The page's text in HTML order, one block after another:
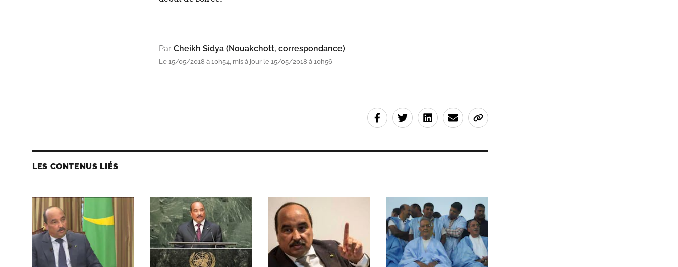
Par Cheikh Sidya (Nouakchott, correspondance)
Le 15/05/2018 à 10h54, mis à jour le 15/05/2018 à 10h56
LES CONTENUS LIÉS